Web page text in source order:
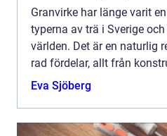
Granvirke har länge varit
typerna av trä i Sverige
världen. Det är en naturlig
rad fördelar, allt från
Eva Sjöberg